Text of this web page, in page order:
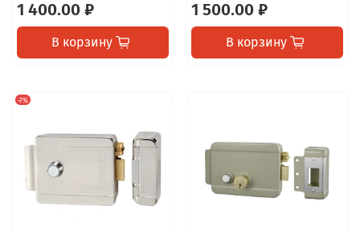
1 400.00 ₽
В корзину
1 500.00 ₽
В корзину
-7%